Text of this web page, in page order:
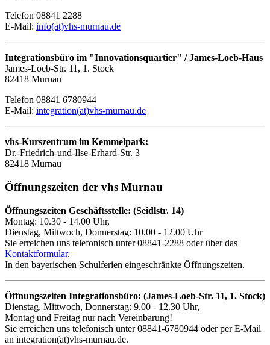
Telefon 08841 2288
E-Mail: info(at)vhs-murnau.de
Integrationsbüro im "Innovationsquartier" / James-Loeb-Haus
James-Loeb-Str. 11, 1. Stock
82418 Murnau
Telefon 08841 6780944
E-Mail: integration(at)vhs-murnau.de
vhs-Kurszentrum im Kemmelpark:
Dr.-Friedrich-und-Ilse-Erhard-Str. 3
82418 Murnau
Öffnungszeiten der vhs Murnau
Öffnungszeiten Geschäftsstelle: (Seidlstr. 14)
Montag: 10.30 - 14.00 Uhr,
Dienstag, Mittwoch, Donnerstag: 10.00 - 12.00 Uhr
Sie erreichen uns telefonisch unter 08841-2288 oder über das
Kontaktformular.
In den bayerischen Schulferien eingeschränkte Öffnungszeiten.
Öffnungszeiten Integrationsbüro: (James-Loeb-Str. 11, 1. Stock)
Dienstag, Mittwoch, Donnerstag: 9.00 - 12.30 Uhr,
Montag und Freitag nur nach Vereinbarung!
Sie erreichen uns telefonisch unter 08841-6780944 oder per E-Mail
an integration(at)vhs-murnau.de.